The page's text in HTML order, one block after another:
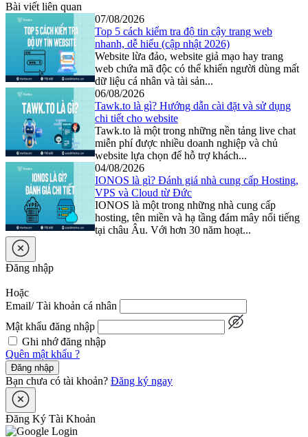
Bài viết liên quan
07/08/2026
Top 5 cách kiểm tra độ tin cậy trang web
nhanh, dễ hiểu (cập nhật 2026)
Website lừa đảo, website giả mạo hay trang
web chứa mã độc có thể khiến người dùng mất
dữ liệu cá nhân và tài sản...
06/08/2026
Tawk.to là gì? Hướng dẫn cài đặt và sử dụng
chi tiết cho website
Tawk.to là một trong những nền tảng live chat
miễn phí được nhiều doanh nghiệp và chủ
website lựa chọn để hỗ trợ khách...
04/08/2026
IONOS là gì? Đánh giá nhà cung cấp Hosting,
VPS và Cloud từ Đức
IONOS là một trong những nhà cung cấp
hosting, tên miền và hạ tầng đám mây nổi tiếng
tại châu Âu. Với hơn 30 năm hoạt...
Đăng nhập
Hoặc
Email/ Tài khoản cá nhân
Mật khẩu đăng nhập
Ghi nhớ đăng nhập
Quên mật khẩu ?
Đăng nhập
Bạn chưa có tài khoản? Đăng ký ngay
Đăng Ký Tài Khoản